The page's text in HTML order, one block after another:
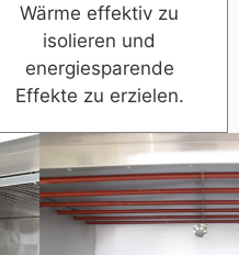
Wärme effektiv zu
isolieren und
energiesparende
Effekte zu erzielen.